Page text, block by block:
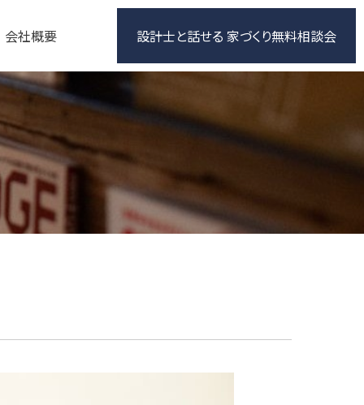
会社概要 設計士と話せる 家づくり無料相談会